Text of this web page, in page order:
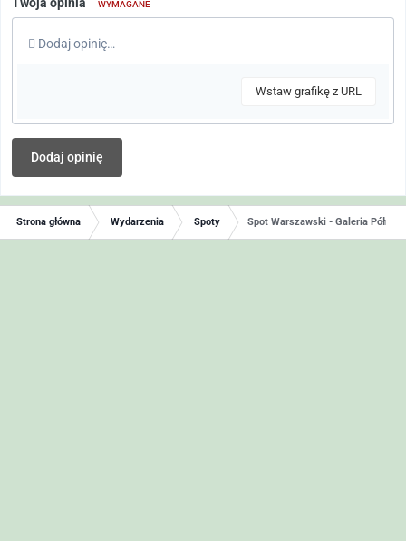
Twoja opinia WYMAGANE
Dodaj opinię…
Wstaw grafikę z URL
Dodaj opinię
Strona główna Wydarzenia Spoty Spot Warszawski - Galeria